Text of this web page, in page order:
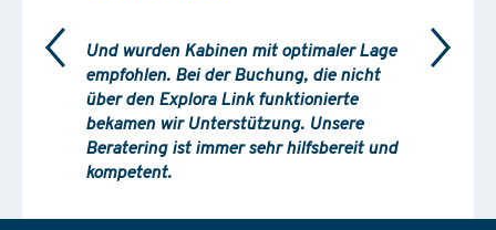
Und wurden Kabinen mit optimaler Lage
empfohlen. Bei der Buchung, die nicht
über den Explora Link funktionierte
bekamen wir Unterstützung. Unsere
Beratering ist immer sehr hilfsbereit und
kompetent.